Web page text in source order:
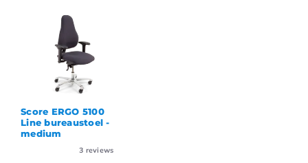
Score ERGO 5100
Line bureaustoel -
medium
3 reviews